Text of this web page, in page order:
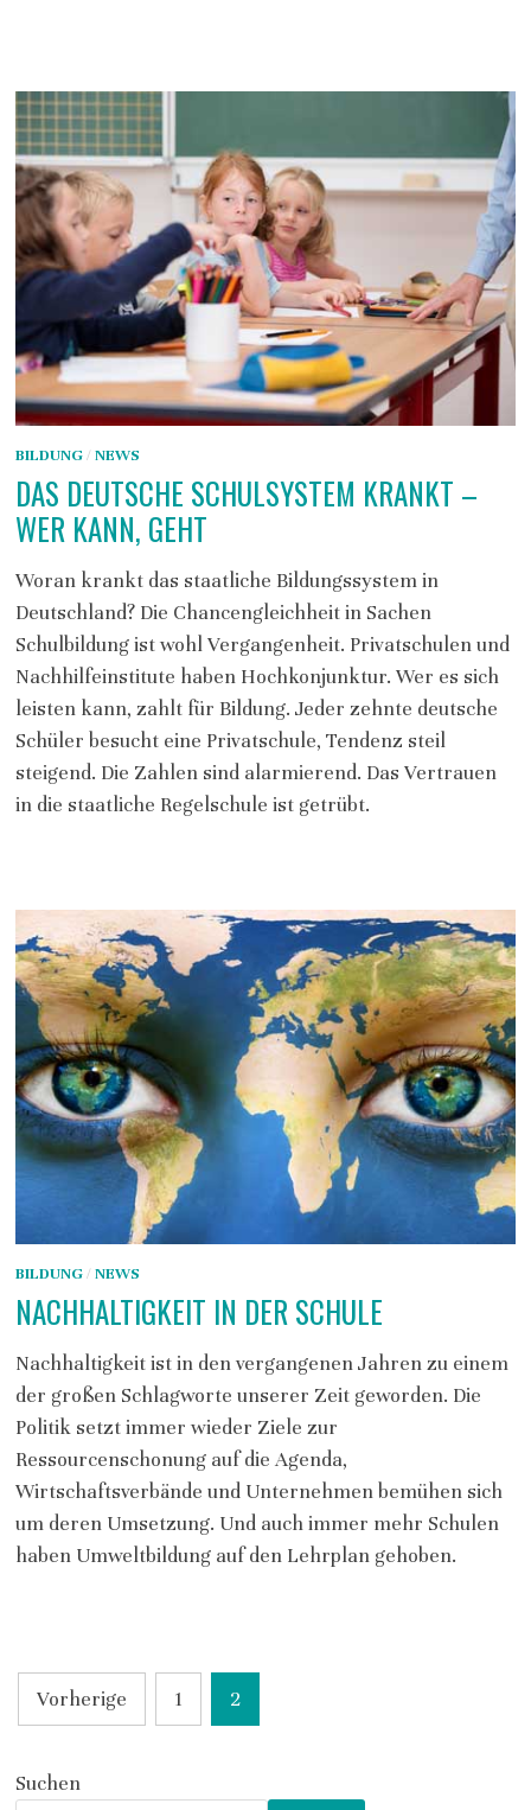
BILDUNG/ NEWS
DAS DEUTSCHE SCHULSYSTEM KRANKT –
WER KANN, GEHT
Woran krankt das staatliche Bildungssystem in
Deutschland? Die Chancengleichheit in Sachen
Schulbildung ist wohl Vergangenheit. Privatschulen und
Nachhilfeinstitute haben Hochkonjunktur. Wer es sich
leisten kann, zahlt für Bildung. Jeder zehnte deutsche
Schüler besucht eine Privatschule, Tendenz steil
steigend. Die Zahlen sind alarmierend. Das Vertrauen
in die staatliche Regelschule ist getrübt.
BILDUNG/ NEWS
NACHHALTIGKEIT IN DER SCHULE
Nachhaltigkeit ist in den vergangenen Jahren zu einem
der großen Schlagworte unserer Zeit geworden. Die
Politik setzt immer wieder Ziele zur
Ressourcenschonung auf die Agenda,
Wirtschaftsverbände und Unternehmen bemühen sich
um deren Umsetzung. Und auch immer mehr Schulen
haben Umweltbildung auf den Lehrplan gehoben.
SEITENNUMMERIERUNG
DER
BEITRÄGE
Vorherige 1 2
Suchen